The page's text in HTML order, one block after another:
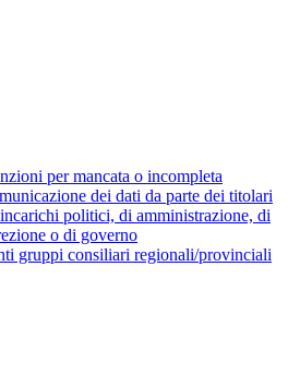
per mancata o incompleta
dei dati da parte dei titolari
politici, di amministrazione, di
o di governo
gruppi consiliari regionali/provinciali